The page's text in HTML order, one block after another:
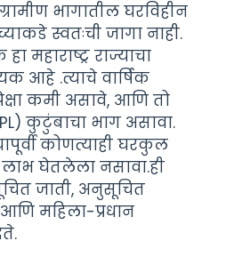
भागातील घरविहीन
स्वतःची जागा नाही.
महाराष्ट्र राज्याचा
आहे .त्याचे वार्षिक
कमी असावे, आणि तो
कुटुंबाचा भाग असावा.
कोणत्याही घरकुल
घेतलेला नसावा.ही
जाती, अनुसूचित
महिला-प्रधान